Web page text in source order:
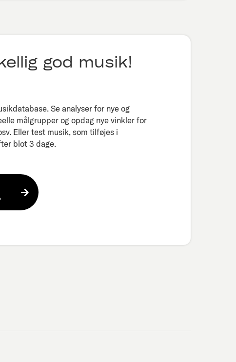
god musik!
Se analyser for nye og
målgrupper og opdag nye vinkler for
Eller test musik, som tilføjes i
blot 3 dage.​